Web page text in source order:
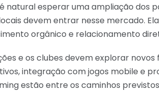
natural esperar uma ampliação dos
devem entrar nesse mercado.
orgânico e relacionamento
e os clubes devem explorar
integração com jogos mobile e
estão entre os caminhos